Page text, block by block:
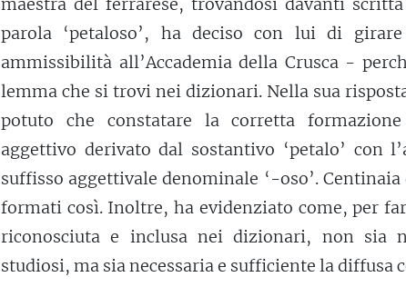
parola ‘petaloso’, ha deciso con lui di
ammissibilità all’Accademia della Crusca -
lemma che si trovi nei dizionari. Nella sua
potuto che constatare la corretta
aggettivo derivato dal sostantivo ‘petalo’ con
suffisso aggettivale denominale ‘-oso’.
formati così. Inoltre, ha evidenziato come, per
riconosciuta e inclusa nei dizionari, non sia
studiosi, ma sia necessaria e sufficiente la diffusa